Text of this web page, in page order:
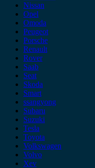
Nissan
Opel
Omoda
Peugeot
Porsche
Renault
Rover
Saab
Seat
Skoda
Smart
ssangyong
Subaru
Suzuki
Tesla
Toyota
Volkswagen
Volvo
Xev